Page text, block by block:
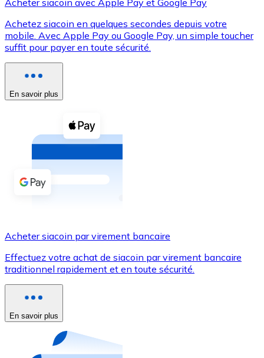
XRP
XRP
Voir toutes
Coupons crypto
Achetez des cryptomonnaies en espèces et d'autres
Acheter avec espèces
Virement SEPA
Utilisez les cartes Visa et Mastercard pour acheter
Acheter avec carte
Nouveau
Achetez des cartes-cadeaux de vos marques
Achetez siacoin en quelques secondes depuis votre
mobile. Avec Apple Pay ou Google Pay, un simple toucher
suffit pour payer en toute sécurité.
En savoir plus
Acheter siacoin par virement bancaire
Effectuez votre achat de siacoin par virement bancaire
traditionnel rapidement et en toute sécurité.
En savoir plus